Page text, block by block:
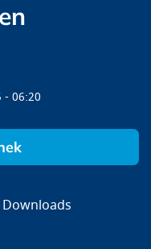
06:20
Downloads